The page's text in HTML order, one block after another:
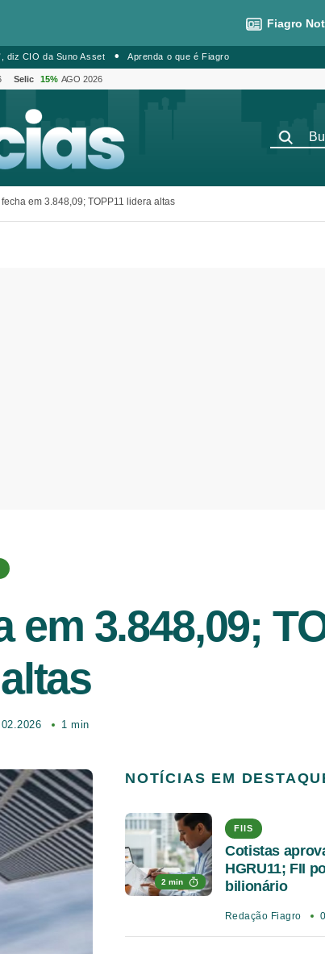
Fiagro
diz CIO da Suno Asset Aprenda o que é Fiagro
Selic 15% AGO 2026
fecha em 3.848,09; TOPP11 lidera altas
em 3.848,09;
1 min
NOTÍCIAS EM
2 min
FIIS
Cotistas
HGRU11; FII
bilionário
Redação Fiagro